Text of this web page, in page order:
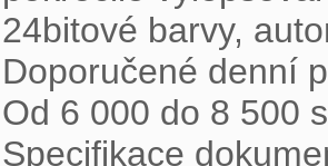
24bitové barvy,
Doporučené denní
Od 6 000 do 8 500
Specifikace